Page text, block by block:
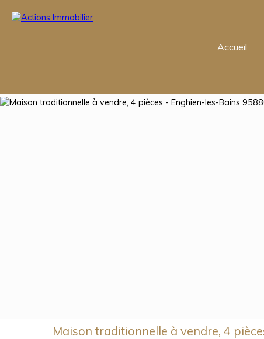
Accueil
Maison traditionnelle à vendre, 4